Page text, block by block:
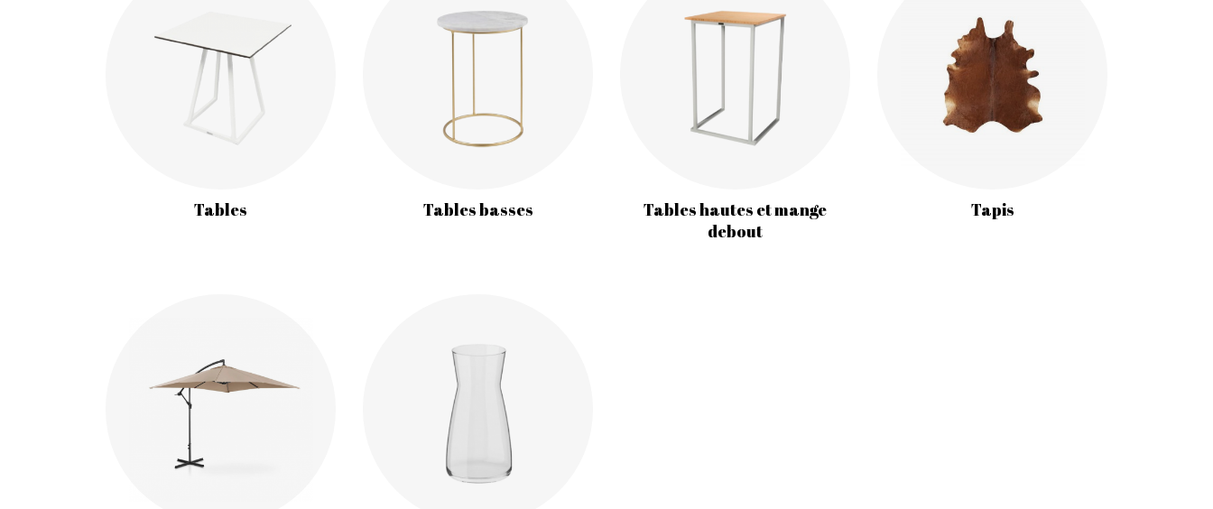
Tables Tables basses
Tables hautes et mange
debout
Tapis